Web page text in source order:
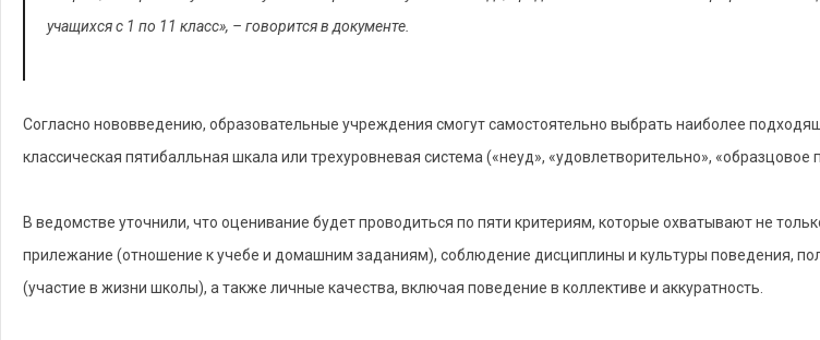
учащихся с 1 по 11 класс», – говорится в документе.
Согласно нововведению, образовательные учреждения смогут самостоятельно выбрать наиболее
классическая пятибалльная шкала или трехуровневая система («неуд», «удовлетворительно», «образцовое
В ведомстве уточнили, что оценивание будет проводиться по пяти критериям, которые охватывают не
прилежание (отношение к учебе и домашним заданиям), соблюдение дисциплины и культуры поведения,
(участие в жизни школы), а также личные качества, включая поведение в коллективе и аккуратность.